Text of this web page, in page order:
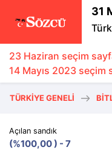
31
23 Haziran seçim
14 Mayıs 2023 seçim
TÜRKIYE GENELI
Açılan sandık
(%100,00 ) - 7